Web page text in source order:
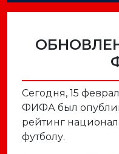
Сегодня, 15
ФИФА был
рейтинг
футболу.